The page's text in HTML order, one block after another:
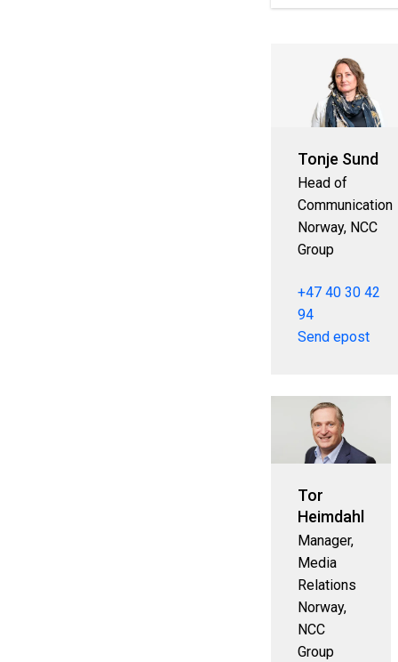
Tonje Sund
Head of
Communication
Norway, NCC
Group
+47 40 30 42
94
Send epost
Tor
Heimdahl
Manager,
Media
Relations
Norway,
NCC
Group